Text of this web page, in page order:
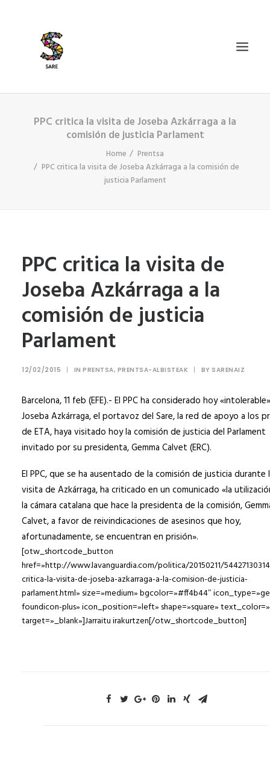
IZAN BIDEA
ZER DA SARE?
BAZKIDETU
PPC critica la visita de Joseba Azkárraga a la
comisión de justicia Parlament
Home
Prentsa
PPC critica la visita de Joseba Azkárraga a la comisión de
justicia Parlament
PPC critica la visita de
Joseba Azkárraga a la
comisión de justicia
Parlament
12/02/2015 | IN PRENTSA, PRENTSA-ALBISTEAK | BY SARENAIZ
Barcelona, 11 feb (EFE).- El PPC ha considerado hoy
Joseba Azkárraga, el portavoz del Sare, la red de apoyo a los
de ETA, haya visitado hoy la comisión de justicia del Parlament
invitado por su presidenta, Gemma Calvet (ERC).
El PPC, que se ha ausentado de la comisión de justicia durante
visita de Azkárraga, ha criticado en un comunicado «la
la cámara catalana que hace la presidenta de la comisión,
Calvet, a favor de reivindicaciones de asesinos que hoy,
afortunadamente, se encuentran en prisión».
[otw_shortcode_button
href=»http://www.lavanguardia.com/politica/20150211/
critica-la-visita-de-joseba-azkarraga-a-la-comision-de-justicia-
parlament.html» size=»medium» bgcolor=»#ff4b44″
foundicon-plus» icon_position=»left» shape=»square»
target=»_blank»]Jarraitu irakurtzen[/otw_shortcode_button]